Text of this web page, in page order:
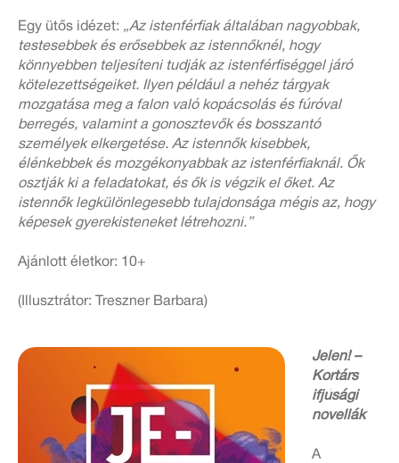
Egy ütős idézet: „Az istenférfiak általában nagyobbak,
testesebbek és erősebbek az istennőknél, hogy
könnyebben teljesíteni tudják az istenférfiséggel járó
kötelezettségeiket. Ilyen például a nehéz tárgyak
mozgatása meg a falon való kopácsolás és fúróval
berregés, valamint a gonosztevők és bosszantó
személyek elkergetése. Az istennők kisebbek,
élénkebbek és mozgékonyabbak az istenférfiaknál. Ők
osztják ki a feladatokat, és ők is végzik el őket. Az
istennők legkülönlegesebb tulajdonsága mégis az, hogy
képesek gyerekisteneket létrehozni.”
Ajánlott életkor: 10+
(Illusztrátor: Treszner Barbara)
Jelen! –
Kortárs
ifjúsági
novellák
A